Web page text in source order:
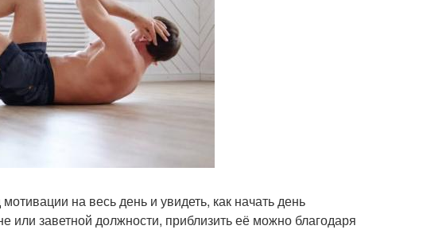
на весь день и увидеть, как начать день
или заветной должности, приблизить её можно благодаря